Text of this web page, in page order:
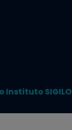
Instituto SIGILO